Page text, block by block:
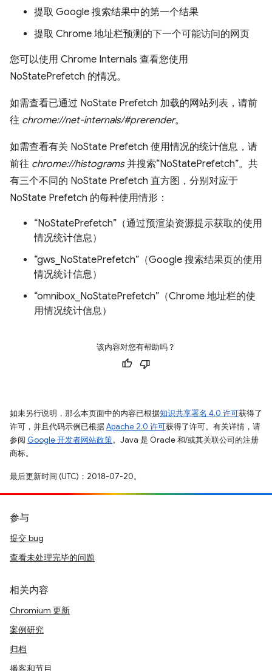
提取 Google 搜索结果中的第一个结果
提取 Chrome 地址栏预测的下一个可能访问的网页
您可以使用 Chrome Internals 查看您使用
NoStatePrefetch 的情况。
如需查看已通过 NoState Prefetch 加载的网站列表，请前
往 chrome://net-internals/#prerender。
如需查看有关 NoState Prefetch 使用情况的统计信息，请
前往 chrome://histograms并搜索“NoStatePrefetch”。共
有三个不同的 NoState Prefetch 直方图，分别对应于
NoState Prefetch 的每种使用情形：
“NoStatePrefetch”（通过预渲染资源提示获取的使用
情况统计信息）
“gws_NoStatePrefetch”（Google 搜索结果页的使用
情况统计信息）
“omnibox_NoStatePrefetch”（Chrome 地址栏的使
用情况统计信息）
该内容对您有帮助吗？
如未另行说明，那么本页面中的内容已根据知识共享署名 4.0 许可获得了
许可，并且代码示例已根据Apache 2.0 许可获得了许可。有关详情，请
参阅 Google 开发者网站政策。Java 是 Oracle 和/或其关联公司的注册
商标。
最后更新时间 (UTC)：2018-07-20。
参与
提交 bug
查看未处理完毕的问题
相关内容
Chromium 更新
案例研究
归档
播客和节目